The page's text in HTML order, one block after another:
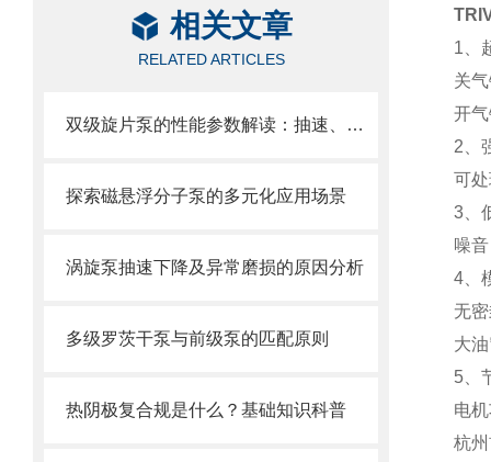
相关文章
RELATED ARTICLES
双级旋片泵的性能参数解读：抽速、极限真空、功率如何看？
探索磁悬浮分子泵的多元化应用场景
涡旋泵抽速下降及异常磨损的原因分析
多级罗茨干泵与前级泵的匹配原则
热阴极复合规是什么？基础知识科普
1、
关
开
2、
可
3、
噪
4、
无
大
5、
电
杭